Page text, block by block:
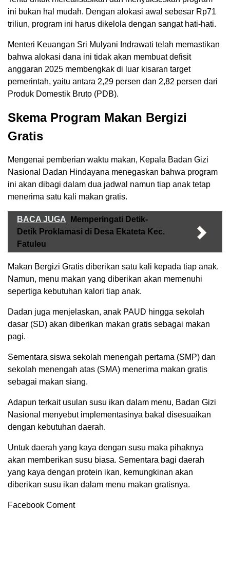
ini bukan hal mudah. Dengan alokasi awal sebesar Rp71
triliun, program ini harus dikelola dengan sangat hati-hati.
Menteri Keuangan Sri Mulyani Indrawati telah memastikan
bahwa alokasi dana ini tidak akan membuat defisit
anggaran 2025 membengkak di luar kisaran target
pemerintah, yaitu antara 2,29 persen dan 2,82 persen dari
Produk Domestik Bruto (PDB).
Skema Program Makan Bergizi
Gratis
Mengenai pemberian waktu makan, Kepala Badan Gizi
Nasional Dadan Hindayana menegaskan bahwa program
ini akan dibagi dalam dua jadwal namun tiap anak tetap
menerima satu kali makan gratis.
BACA JUGA
Memperingati Detik-
Detik Proklamasi di Desa Ekateta Kec.
Fatuleu
Makan Bergizi Gratis diberikan satu kali kepada tiap anak.
Namun, menu makan yang diberikan akan memenuhi
sepertiga kebutuhan kalori tiap anak.
Dadan juga menjelaskan, anak PAUD hingga sekolah
dasar (SD) akan diberikan makan gratis sebagai makan
pagi.
Sementara siswa sekolah menengah pertama (SMP) dan
sekolah menengah atas (SMA) menerima makan gratis
sebagai makan siang.
Adapun terkait usulan susu ikan dalam menu, Badan Gizi
Nasional menyebut implementasinya bakal disesuaikan
dengan kebutuhan daerah.
Untuk daerah yang kaya dengan susu maka pihaknya
akan memberikan susu biasa. Sementara bagi daerah
yang kaya dengan protein ikan, kemungkinan akan
diberikan susu ikan dalam menu makan gratisnya.
Facebook Coment